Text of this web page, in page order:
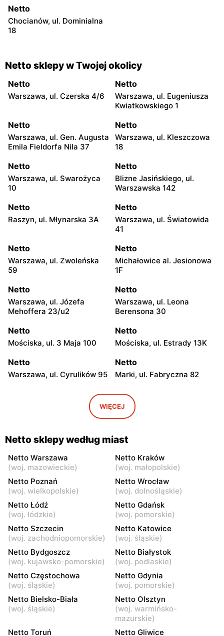
Netto
Chocianów, ul. Dominialna
18
Netto sklepy w Twojej okolicy
Netto
Warszawa, ul. Czerska 4/6
Netto
Warszawa, ul. Eugeniusza
Kwiatkowskiego 1
Netto
Warszawa, ul. Gen. Augusta
Emila Fieldorfa Nila 37
Netto
Warszawa, ul. Kleszczowa
18
Netto
Warszawa, ul. Swarożyca
10
Netto
Blizne Jasińskiego, ul.
Warszawska 142
Netto
Raszyn, ul. Młynarska 3A
Netto
Warszawa, ul. Światowida
41
Netto
Warszawa, ul. Zwoleńska
59
Netto
Michałowice al. Jesionowa
1F
Netto
Warszawa, ul. Józefa
Mehoffera 23/u2
Netto
Warszawa, ul. Leona
Berensona 30
Netto
Mościska, ul. 3 Maja 100
Netto
Mościska, ul. Estrady 13K
Netto
Warszawa, ul. Cyrulików 95
Netto
Marki, ul. Fabryczna 82
Warszawa, ul. Wisełki 6
Netto
Warszawa, ul. Mochtyńska
101
Netto
Warszawa, ul. Wał
Miedzeszyński 69
Netto
Łomianki, ul. Warszawska
171
Piaseczno, ul. Puławska 29
Netto
Piaseczno, ul. Słowackiego
20B
Netto
Legionowo, ul. Zygmunta
Krasińskiego 72
Netto
70
Netto
Gołków, ul. Pułku IV Ułanów
1C
Netto
Legionowo, ul. Olszankowa
Netto
Brwinów, ul. Powstańców
Warszawy 2A
WIĘCEJ
Netto sklepy według miast
Netto Warszawa
(woj. mazowieckie)
Netto Kraków
(woj. małopolskie)
Netto Poznań
(woj. wielkopolskie)
Netto Wrocław
(woj. dolnośląskie)
Netto Łódź
(woj. łódzkie)
Netto Gdańsk
(woj. pomorskie)
Netto Szczecin
(woj. zachodniopomorskie)
Netto Katowice
(woj. śląskie)
Netto Bydgoszcz
(woj. kujawsko-pomorskie)
Netto Białystok
(woj. podlaskie)
Netto Częstochowa
(woj. śląskie)
Netto Gdynia
(woj. pomorskie)
Netto Bielsko-Biała
(woj. śląskie)
Netto Olsztyn
(woj. warmińsko-
mazurskie)
Netto Toruń
Netto Gliwice